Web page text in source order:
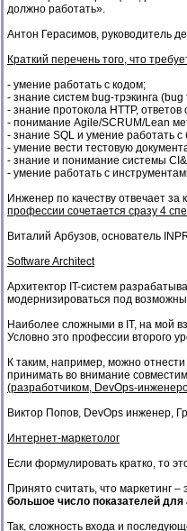
должно работать».
Антон Герасимов, руководитель
Краткий перечень того, что
- умение работать с кодом;
- знание систем bug-трэкинга
- знание протокола HTTP,
- понимание Agile/SCRUM/Lean
- знание SQL и умение работать
- умение вести тестовую
- знание и понимание системы
- умение работать с
Инженер по качеству отвечает
профессии сочетается сразу 4
Виталий Арбузов, основатель
Software Architect
Архитектор IT-систем
модернизироваться под
Наиболее сложными в IT, на мой
Условно это профессии второго
К таким, например, можно
принимать во внимание
(разработчиком, DevOps-
Виктор Попов, DevOps инженер,
Интернет-маркетолог
Если формулировать кратко, то
Принято считать, что маркетинг
большое число показателей для
Так, сложность входа и